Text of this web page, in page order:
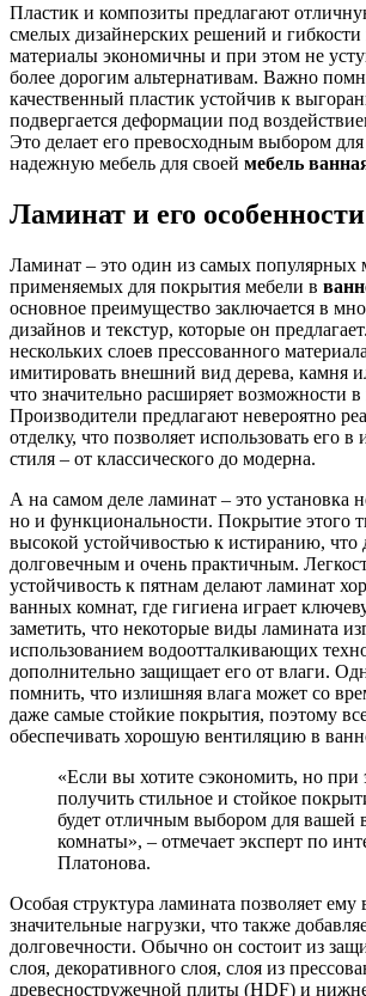
Пластик и композиты предлагают
смелых дизайнерских решений и
материалы экономичны и при этом не
более дорогим альтернативам. Важно
качественный пластик устойчив к
подвергается деформации под
Это делает его превосходным выбором
надежную мебель для своей мебель
Ламинат и его особенности
Ламинат – это один из самых популярных
применяемых для покрытия мебели в
основное преимущество заключается в
дизайнов и текстур, которые он
нескольких слоев прессованного
имитировать внешний вид дерева, камня
что значительно расширяет возможности
Производители предлагают невероятно
отделку, что позволяет использовать его
стиля – от классического до модерна.
А на самом деле ламинат – это установка
но и функциональности. Покрытие этого
высокой устойчивостью к истиранию, что
долговечным и очень практичным.
устойчивость к пятнам делают ламинат
ванных комнат, где гигиена играет
заметить, что некоторые виды ламината
использованием водоотталкивающих
дополнительно защищает его от влаги.
помнить, что излишняя влага может со
даже самые стойкие покрытия, поэтому
обеспечивать хорошую вентиляцию в
«Если вы хотите сэкономить, но при
получить стильное и стойкое
будет отличным выбором для вашей
комнаты», – отмечает эксперт по
Платонова.
Особая структура ламината позволяет
значительные нагрузки, что также
долговечности. Обычно он состоит из
слоя, декоративного слоя, слоя из
древесностружечной плиты (HDF) и